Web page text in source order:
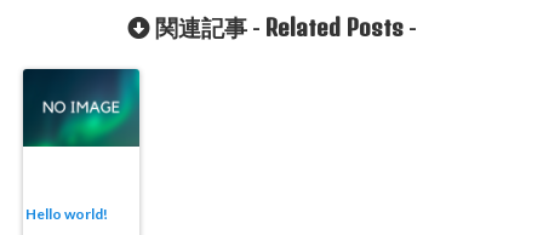
関連記事 - Related Posts-
Hello world!